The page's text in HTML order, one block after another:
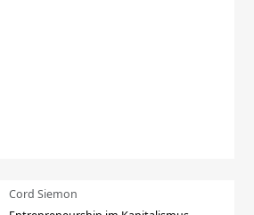
Cord Siemon